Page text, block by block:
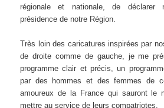
régionale et nationale, de déclarer
présidence de notre Région.
Très loin des caricatures inspirées par
de droite comme de gauche, je me
programme clair et précis, un
par des hommes et des femmes de
amoureux de la France qui sauront
mettre au service de leurs compatriotes.